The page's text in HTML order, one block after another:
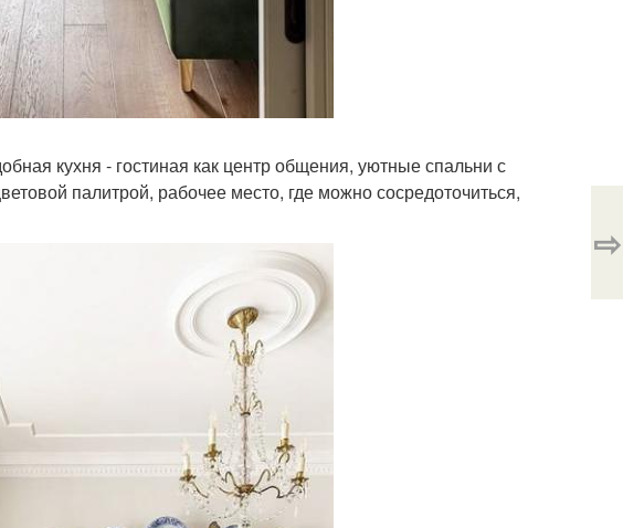
кухня - гостиная как центр общения, уютные спальни с
палитрой, рабочее место, где можно сосредоточиться,
⇨